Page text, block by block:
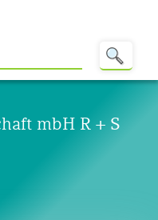
mbH R + S